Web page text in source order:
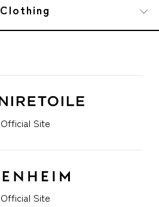
Clothing
Official Site
Official Site